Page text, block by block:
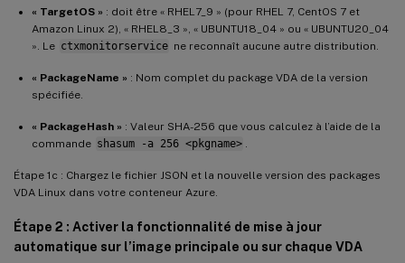
-
"PackageName": "",
-
"PackageHash": ""
« TargetOS » : doit être « RHEL7_9 » (pour RHEL 7, CentOS 7 et
Amazon Linux 2), « RHEL8_3 », « UBUNTU18_04 » ou « UBUNTU20_04
». Le ctxmonitorservice ne reconnaît aucune autre distribution.
« PackageName » : Nom complet du package VDA de la version
spécifiée.
« PackageHash » : Valeur SHA-256 que vous calculez à l’aide de la
commande shasum -a 256 <pkgname>
Étape 1c : Chargez le fichier JSON et la nouvelle version des packages
VDA Linux dans votre conteneur Azure.
Étape 2 : Activer la fonctionnalité de mise à jour
automatique sur l’image principale ou sur chaque VDA